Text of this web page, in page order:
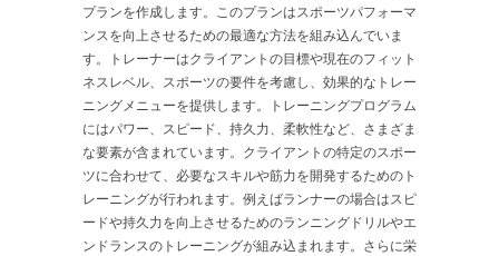
プランを作成します。このプランはスポーツパフォーマ
ンスを向上させるための最適な方法を組み込んでいま
す。トレーナーはクライアントの目標や現在のフィット
ネスレベル、スポーツの要件を考慮し、効果的なトレー
ニングメニューを提供します。トレーニングプログラム
にはパワー、スピード、持久力、柔軟性など、さまざま
な要素が含まれています。クライアントの特定のスポー
ツに合わせて、必要なスキルや筋力を開発するためのト
レーニングが行われます。例えばランナーの場合はスピ
ードや持久力を向上させるためのランニングドリルやエ
ンドランスのトレーニングが組み込まれます。さらに栄